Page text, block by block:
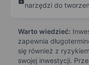
narzędzi do
Warto wiedzieć:
zapewnia
się również z
swojej inwestycji.